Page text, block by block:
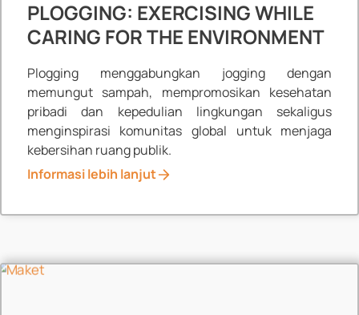
PLOGGING: EXERCISING WHILE
CARING FOR THE ENVIRONMENT
Plogging menggabungkan jogging dengan
memungut sampah, mempromosikan kesehatan
pribadi dan kepedulian lingkungan sekaligus
menginspirasi komunitas global untuk menjaga
kebersihan ruang publik.
Informasi lebih lanjut